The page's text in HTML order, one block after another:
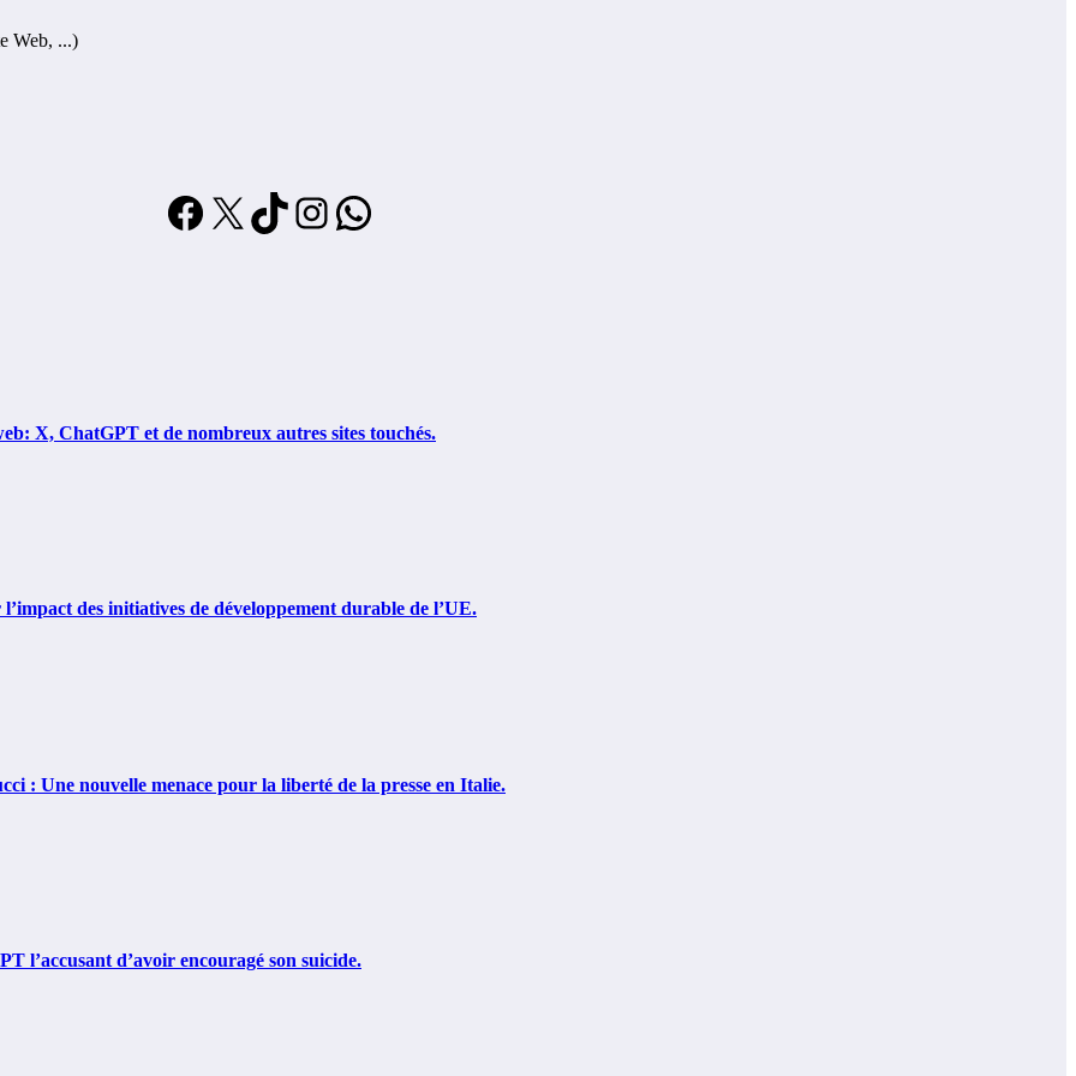
Web, ...)
Facebook
X TikTok
Instagram
WhatsApp
X, ChatGPT et de nombreux autres sites touchés.
des initiatives de développement durable de l’UE.
: Une nouvelle menace pour la liberté de la presse en Italie.
l’accusant d’avoir encouragé son suicide.